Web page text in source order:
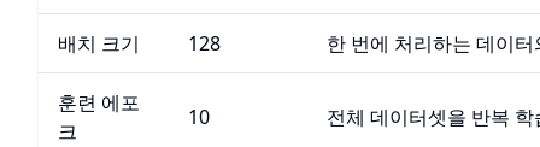
배치 크기 128 한 번에 처리하는 데이터
훈련 에포
크
10 전체 데이터셋을 반복